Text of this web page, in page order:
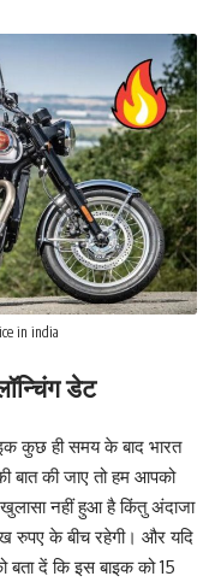
in india
डेट
कुछ ही समय के बाद भारत
बात की जाए तो हम आपको
नहीं हुआ है किंतु अंदाजा
रुपए के बीच रहेगी। और यदि
बता दें कि इस बाइक को 15